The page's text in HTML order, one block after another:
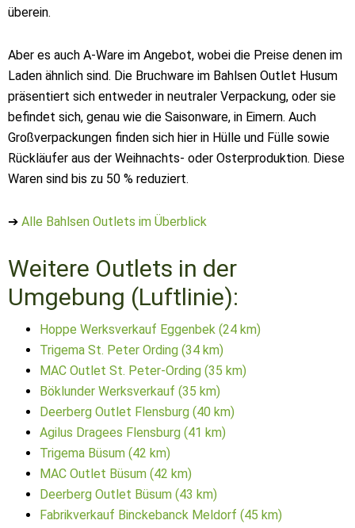
überein.
Aber es auch A-Ware im Angebot, wobei die Preise denen im
Laden ähnlich sind. Die Bruchware im Bahlsen Outlet Husum
präsentiert sich entweder in neutraler Verpackung, oder sie
befindet sich, genau wie die Saisonware, in Eimern. Auch
Großverpackungen finden sich hier in Hülle und Fülle sowie
Rückläufer aus der Weihnachts- oder Osterproduktion. Diese
Waren sind bis zu 50 % reduziert.
➔ Alle Bahlsen Outlets im Überblick
Weitere Outlets in der
Umgebung (Luftlinie):
Hoppe Werksverkauf Eggenbek (24 km)
Trigema St. Peter Ording (34 km)
MAC Outlet St. Peter-Ording (35 km)
Böklunder Werksverkauf (35 km)
Deerberg Outlet Flensburg (40 km)
Agilus Dragees Flensburg (41 km)
Trigema Büsum (42 km)
MAC Outlet Büsum (42 km)
Deerberg Outlet Büsum (43 km)
Fabrikverkauf Binckebanck Meldorf (45 km)